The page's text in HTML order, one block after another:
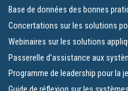
Base de données des bonnes
Concertations sur les solutions
Webinaires sur les solutions
Passerelle d'assistance aux
Programme de leadership pour la